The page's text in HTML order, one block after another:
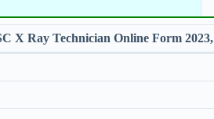
X Ray Technician Online Form 2023,